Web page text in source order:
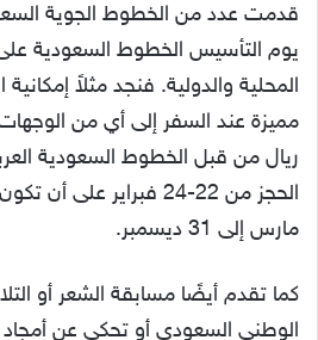
قدمت عدد من الخطوط الجوية
يوم التأسيس الخطوط السعودية على
المحلية والدولية. فنجد مثلاً
ريال من قبل الخطوط السعودية
مارس إلى 31 ديسمبر.
كما تقدم أيضًا مسابقة الشعر أو
الوطني السعودي أو تحكي عن